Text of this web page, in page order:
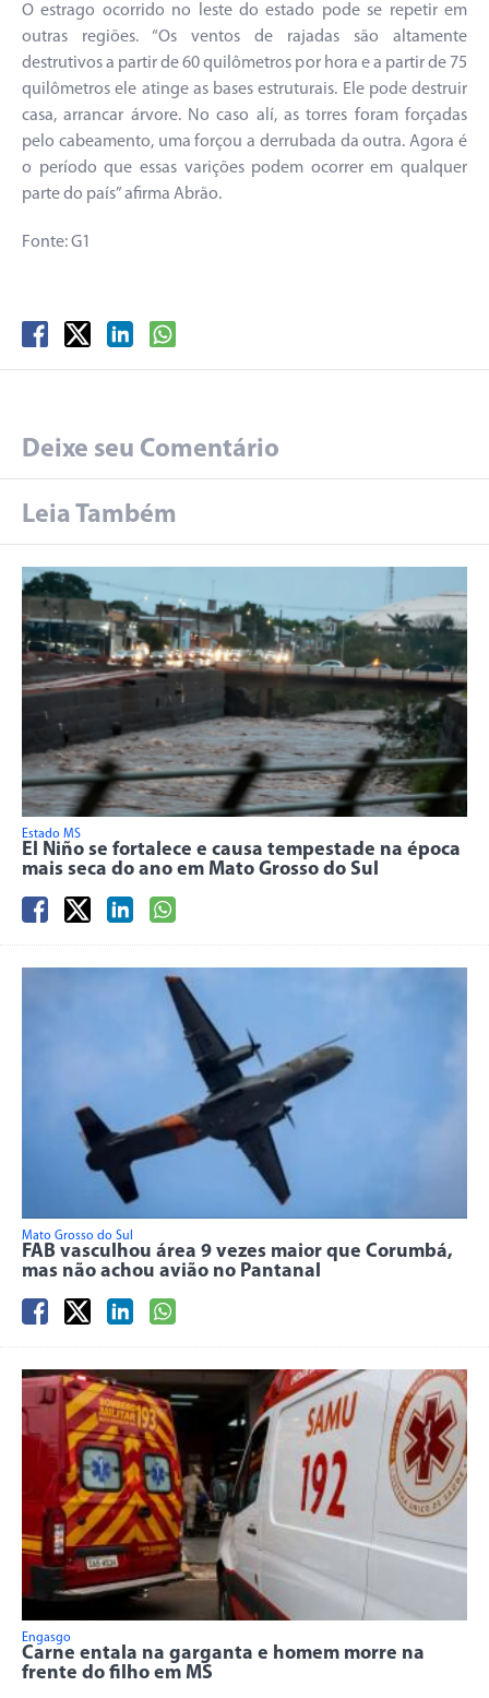
O estrago ocorrido no leste do estado pode se repetir em
outras regiões. “Os ventos de rajadas são altamente
destrutivos a partir de 60 quilômetros por hora e a partir de 75
quilômetros ele atinge as bases estruturais. Ele pode destruir
casa, arrancar árvore. No caso alí, as torres foram forçadas
pelo cabeamento, uma forçou a derrubada da outra. Agora é
o período que essas varições podem ocorrer em qualquer
parte do país” afirma Abrão.
Fonte: G1
Deixe seu Comentário
Leia Também
Estado MS
El Niño se fortalece e causa tempestade na época
mais seca do ano em Mato Grosso do Sul
Mato Grosso do Sul
FAB vasculhou área 9 vezes maior que Corumbá,
mas não achou avião no Pantanal
Engasgo
Carne entala na garganta e homem morre na
frente do filho em MS